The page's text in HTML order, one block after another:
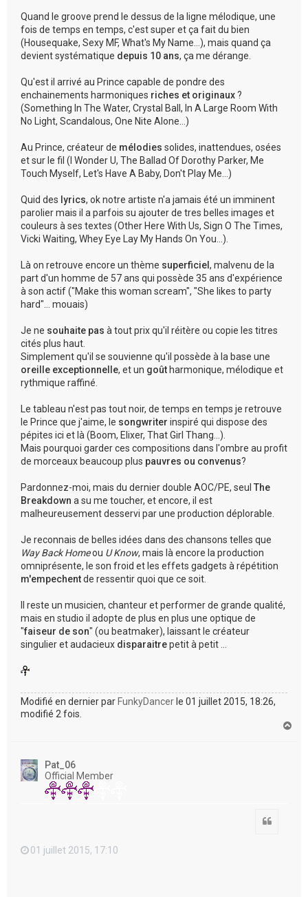
Quand le groove prend le dessus de la ligne mélodique, une
fois de temps en temps, c'est super et ça fait du bien
(Housequake, Sexy MF, What's My Name...), mais quand ça
devient systématique depuis 10 ans, ça me dérange.
Qu'est il arrivé au Prince capable de pondre des
enchainements harmoniques riches et originaux?
(Something In The Water, Crystal Ball, In A Large Room With
No Light, Scandalous, One Nite Alone...)
Au Prince, créateur de mélodies solides, inattendues, osées
et sur le fil (I Wonder U, The Ballad Of Dorothy Parker, Me
Touch Myself, Let's Have A Baby, Don't Play Me...)
Quid des lyrics, ok notre artiste n'a jamais été un imminent
parolier mais il a parfois su ajouter de tres belles images et
couleurs à ses textes (Other Here With Us, Sign O The Times,
Vicki Waiting, Whey Eye Lay My Hands On You...).
Là on retrouve encore un thème superficiel , malvenu de la
part d'un homme de 57 ans qui possède 35 ans d'expérience
à son actif ("Make this woman scream", "She likes to party
hard"... mouais)
Je ne souhaite pas à tout prix qu'il réitère ou copie les titres
cités plus haut.
Simplement qu'il se souvienne qu'il possède à la base une
oreille exceptionnelle, et un goût harmonique, mélodique et
rythmique raffiné.
Le tableau n'est pas tout noir, de temps en temps je retrouve
le Prince que j'aime, le songwriter inspiré qui dispose des
pépites ici et là (Boom, Elixer, That Girl Thang...).
Mais pourquoi garder ces compositions dans l'ombre au profit
de morceaux beaucoup plus pauvres ou convenus?
Pardonnez-moi, mais du dernier double AOC/PE, seul The
Breakdown a su me toucher, et encore, il est
malheureusement desservi par une production déplorable.
Je reconnais de belles idées dans des chansons telles que
Way Back Homeou U Know, mais là encore la production
omniprésente, le son froid et les effets gadgets à répétition
m'empechentde ressentir quoi que ce soit.
Il reste un musicien, chanteur et performer de grande qualité,
mais en studio il adopte de plus en plus une optique de
"faiseur de son" (ou beatmaker), laissant le créateur
singulier et audacieux disparaitrepetit à petit ...
Modifié en dernier par FunkyDancer le 01 juillet 2015, 18:26,
modifié 2 fois.
Pat_06
Official Member
01 juillet 2015, 17:10